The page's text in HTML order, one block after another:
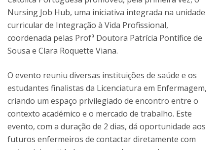
Nursing Job Hub, uma iniciativa integrada na unidade
curricular de Integração à Vida Profissional,
coordenada pelas Profª Doutora Patrícia Pontífice de
Sousa e Clara Roquette Viana.
O evento reuniu diversas instituições de saúde e os
estudantes finalistas da Licenciatura em Enfermagem,
criando um espaço privilegiado de encontro entre o
contexto académico e o mercado de trabalho. Este
evento, com a duração de 2 dias, dá oportunidade aos
futuros enfermeiros de contactar diretamente com